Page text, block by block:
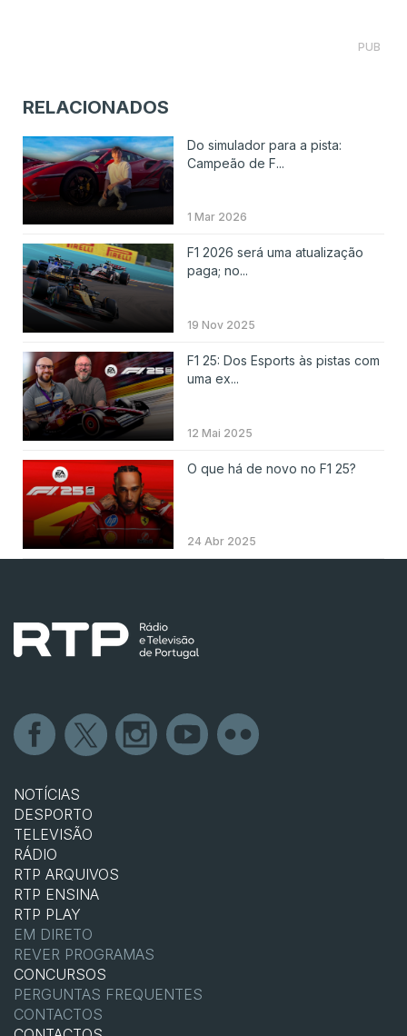
PUB
RELACIONADOS
Do simulador para a pista:
Campeão de F...
1 Mar 2026
F1 2026 será uma atualização
paga; no...
19 Nov 2025
F1 25: Dos Esports às pistas com
uma ex...
12 Mai 2025
O que há de novo no F1 25?
24 Abr 2025
NOTÍCIAS
DESPORTO
TELEVISÃO
RÁDIO
RTP ARQUIVOS
RTP ENSINA
RTP PLAY
EM DIRETO
REVER PROGRAMAS
CONCURSOS
PERGUNTAS FREQUENTES
CONTACTOS